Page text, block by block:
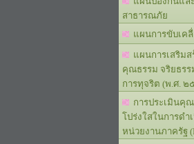
สาธารณภัย
แผนการขับเค
แผนการเสริมส
คุณธรรม จริยธร
การทุจริต (พ.ศ.
การประเมินคุ
โปร่งใสในการดำ
หน่วยงานภาครัฐ